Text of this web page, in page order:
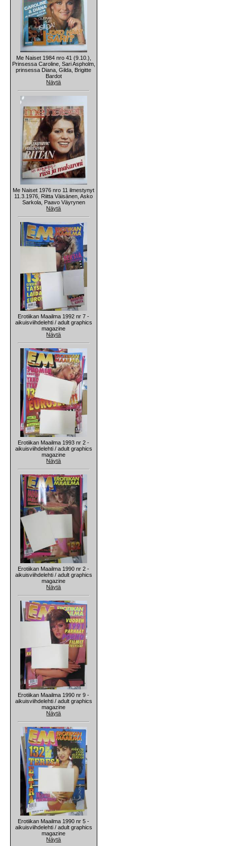
Me Naiset 1984 nro 41 (9.10.),
Prinsessa Caroline, Sari Aspholm,
prinsessa Diana, Gilda, Brigitte
Bardot
Näytä
Me Naiset 1976 nro 11 ilmestynyt
11.3.1976, Riitta Väisänen, Asko
Sarkola, Paavo Väyrynen
Näytä
Erotiikan Maailma 1992 nr 7 -
aikuisviihdelehti / adult graphics
magazine
Näytä
Erotiikan Maailma 1993 nr 2 -
aikuisviihdelehti / adult graphics
magazine
Näytä
Erotiikan Maailma 1990 nr 2 -
aikuisviihdelehti / adult graphics
magazine
Näytä
Erotiikan Maailma 1990 nr 9 -
aikuisviihdelehti / adult graphics
magazine
Näytä
Erotiikan Maailma 1990 nr 5 -
aikuisviihdelehti / adult graphics
magazine
Näytä